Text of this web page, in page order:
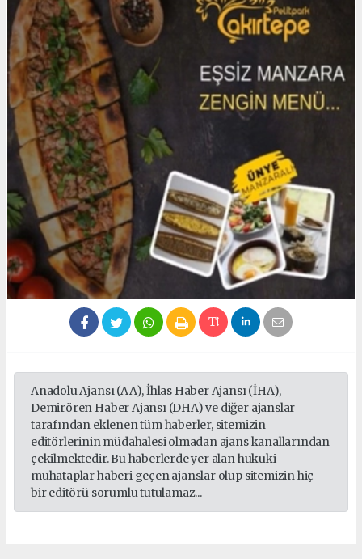
Anadolu Ajansı (AA), İhlas Haber Ajansı (İHA),
Demirören Haber Ajansı (DHA) ve diğer ajanslar
tarafından eklenen tüm haberler, sitemizin
editörlerinin müdahalesi olmadan ajans kanallarından
çekilmektedir. Bu haberlerde yer alan hukuki
muhataplar haberi geçen ajanslar olup sitemizin hiç
bir editörü sorumlu tutulamaz...